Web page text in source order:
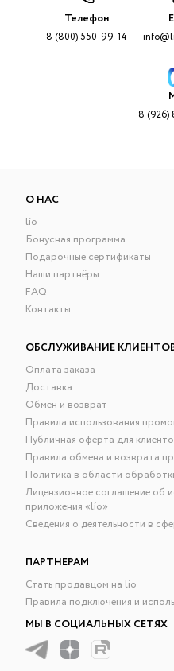
Телефон
8 (800) 550-99-14
8 (926)
О НАС
lio
Бонусная программа
Подарочные сертификаты
Наши партнёры
FAQ
Контакты
ОБСЛУЖИВАНИЕ
Оплата заказа
Доставка
Обмен и возврат
Правила использования
Публичная оферта для
Правила обмена и возврата
Политика в области
Лицензионное соглашение об
приложения «lío»
Сведения о деятельности в
ПАРТНЕРАМ
Стать продавцом на lio
Правила подключения и
МЫ В СОЦИАЛЬНЫХ СЕТЯХ